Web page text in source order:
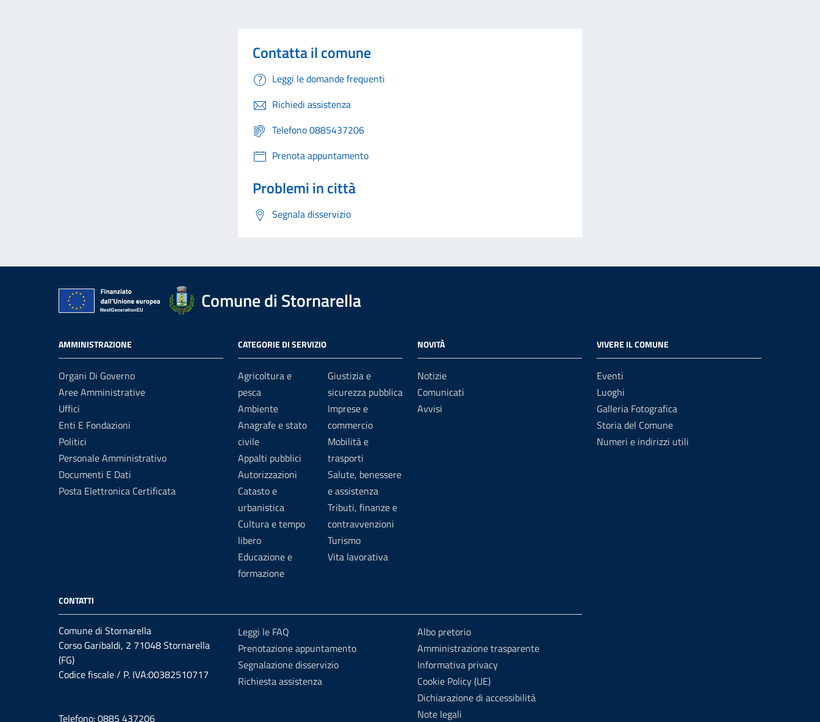
Contatta il comune
Leggi le domande frequenti
Richiedi assistenza
Telefono 0885437206
Prenota appuntamento
Problemi in città
Segnala disservizio
Comune di Stornarella
AMMINISTRAZIONE
Organi Di Governo
Aree Amministrative
Uffici
Enti E Fondazioni
Politici
Personale Amministrativo
Documenti E Dati
Posta Elettronica Certificata
CATEGORIE DI SERVIZIO
Agricoltura e
pesca
Ambiente
Anagrafe e stato
civile
Appalti pubblici
Autorizzazioni
Catasto e
urbanistica
Cultura e tempo
libero
Educazione e
formazione
Giustizia e
sicurezza pubblica
Imprese e
commercio
Mobilità e
trasporti
Salute, benessere
e assistenza
Tributi, finanze e
contravvenzioni
Turismo
Vita lavorativa
NOVITÀ
Notizie
Comunicati
Avvisi
VIVERE IL COMUNE
Eventi
Luoghi
Galleria Fotografica
Storia del Comune
Numeri e indirizzi utili
CONTATTI
Comune di Stornarella
Corso Garibaldi, 2 71048 Stornarella
(FG)
Codice fiscale / P. IVA:00382510717
Telefono: 0885 437206
Leggi le FAQ
Prenotazione appuntamento
Segnalazione disservizio
Richiesta assistenza
Albo pretorio
Amministrazione trasparente
Informativa privacy
Cookie Policy (UE)
Dichiarazione di accessibilità
Note legali